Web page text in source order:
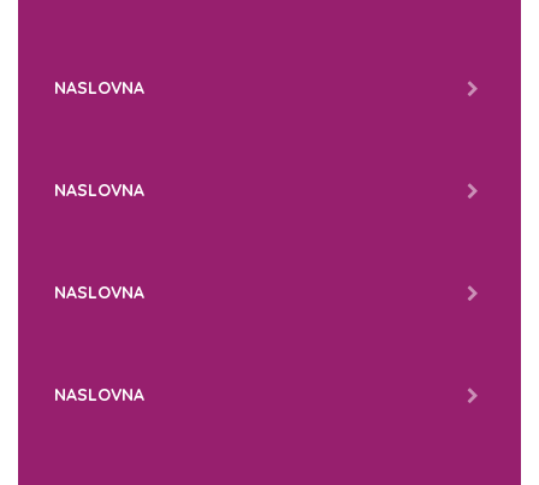
NASLOVNA
NASLOVNA
NASLOVNA
NASLOVNA